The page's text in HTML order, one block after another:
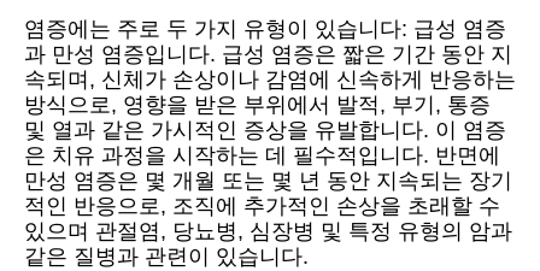
염증에는 주로 두 가지 유형이 있습니다: 급성 염증
과 만성 염증입니다. 급성 염증은 짧은 기간 동안 지
속되며, 신체가 손상이나 감염에 신속하게 반응하는
방식으로, 영향을 받은 부위에서 발적, 부기, 통증
및 열과 같은 가시적인 증상을 유발합니다. 이 염증
은 치유 과정을 시작하는 데 필수적입니다. 반면에
만성 염증은 몇 개월 또는 몇 년 동안 지속되는 장기
적인 반응으로, 조직에 추가적인 손상을 초래할 수
있으며 관절염, 당뇨병, 심장병 및 특정 유형의 암과
같은 질병과 관련이 있습니다.